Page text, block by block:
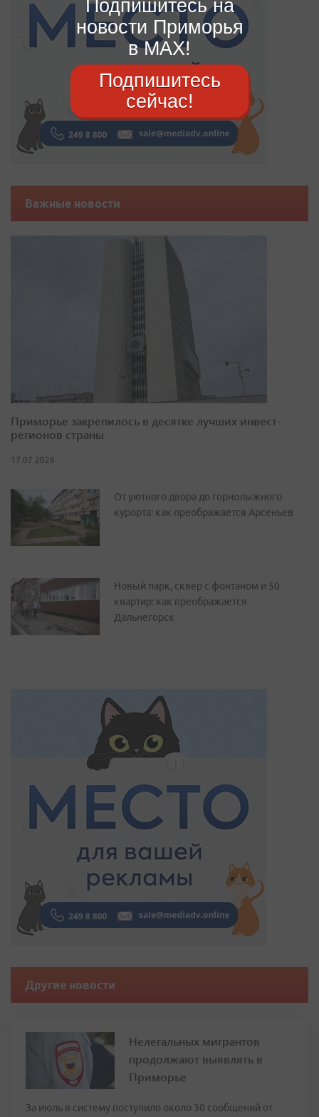
Важные новости
Приморье закрепилось в десятке лучших инвест-
регионов страны
17.07.2026
От уютного двора до горнолыжного
курорта: как преображается Арсеньев
Новый парк, сквер с фонтаном и 50
квартир: как преображается
Дальнегорск
Другие новости
Нелегальных мигрантов
продолжают выявлять в
Приморье
За июль в систему поступило около 30 сообщений от
Подпишитесь на
новости Приморья
в MAX!
Подпишитесь
сейчас!